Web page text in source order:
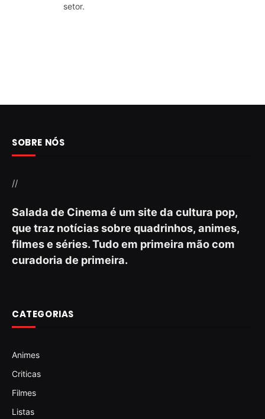
setor.
SOBRE NÓS
//
Salada de Cinema é um site da cultura pop,
que traz notícias sobre quadrinhos, animes,
filmes e séries. Tudo em primeira mão com
curadoria de primeira.
CATEGORIAS
Animes
Criticas
Filmes
Listas